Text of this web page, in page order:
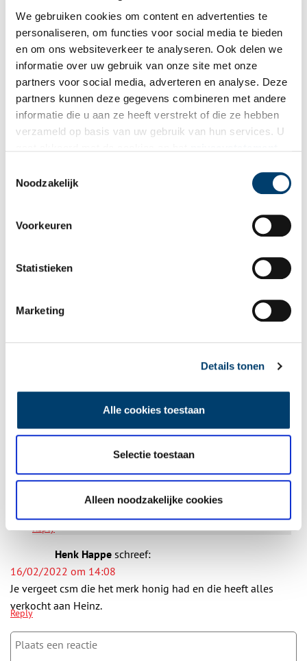
We gebruiken cookies om content en advertenties te
personaliseren, om functies voor social media te bieden
en om ons websiteverkeer te analyseren. Ook delen we
informatie over uw gebruik van onze site met onze
partners voor social media, adverteren en analyse. Deze
partners kunnen deze gegevens combineren met andere
informatie die u aan ze heeft verstrekt of die ze hebben
verzameld op basis van uw gebruik van hun services. U
Noodzakelijk
Voorkeuren
Statistieken
Marketing
Details tonen
Alle cookies toestaan
Selectie toestaan
Alleen noodzakelijke cookies
Ontvang de nieuwsbrief
Wilt u op de hoogte blijven van de mooiste verhalen en het
laatste erfgoednieuws? Schrijf u dan nu in voor onze
Aanvullingen
Kranen schreef:
jullie, is daar belangstelling voor?
Redactie Oneindig Noord-Holland schreef:
14/12/2021 om 16:02
Beste Trudy Kranen,
stijfselfabriek de Bijenkorf. Daarom raden wij u aan
om met hen contact op te nemen.
Veel succes!
Reply
Henk Happe schreef:
16/02/2022 om 14:08
Je vergeet csm die het merk honig had en die heeft alles
verkocht aan Heinz.
Reply